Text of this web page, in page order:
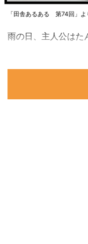
「田舎あるある 第74回」よ
雨の日、主人公はた